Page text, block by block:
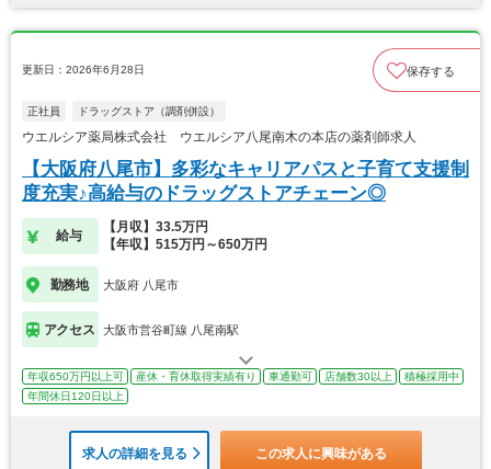
更新日：2026年6月28日 保存する
正社員 ドラッグストア（調剤併設）
ウエルシア薬局株式会社 ウエルシア八尾南木の本店の薬剤師求人
【大阪府八尾市】多彩なキャリアパスと子育て支援制
度充実♪高給与のドラッグストアチェーン◎
給与
【月収】33.5万円
【年収】515万円～650万円
勤務地 大阪府 八尾市
アクセス 大阪市営谷町線 八尾南駅
年収650万円以上可 産休・育休取得実績有り 車通勤可 店舗数30以上
積極採用中
年間休日120日以上
求人の詳細を見る この求人に興味がある